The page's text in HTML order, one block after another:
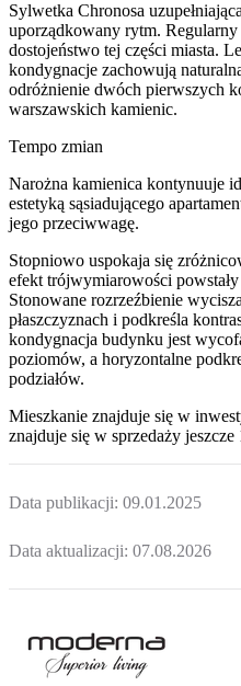
Sylwetka Chronosa
uporządkowany rytm.
dostojeństwo tej części miasta.
kondygnacje zachowują
odróżnienie dwóch pierwszych
warszawskich kamienic.
Tempo zmian
Narożna kamienica kontynuuje
estetyką sąsiadującego
jego przeciwwagę.
Stopniowo uspokaja się
efekt trójwymiarowości
Stonowane rozrzeźbienie
płaszczyznach i podkreśla
kondygnacja budynku jest
poziomów, a horyzontalne
podziałów.
Mieszkanie znajduje się w
znajduje się w sprzedaży jeszcze
Data publikacji: 09.01.2025
Data aktualizacji: 07.08.2026